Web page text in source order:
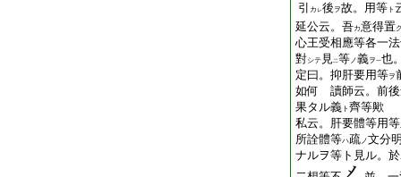
引
カ レ後 ヲ故。用等 ト
延公云。吾カ意得置
心王受相應等各一
對シテ 見二等ノ義ヲ一也
定曰。抑肝要用等ヲ
如何 讀師云。前
果タル義 ト 齊等歟
私云。肝要體等用
所詮體等ハ疏ノ文分
ナルヲ等ト見ル。於